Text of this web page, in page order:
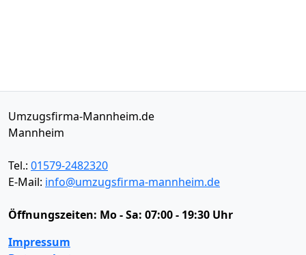
Umzugsfirma-Mannheim.de
Mannheim
Tel.: 01579-2482320
E-Mail: info@umzugsfirma-mannheim.de
Öffnungszeiten: Mo - Sa: 07:00 - 19:30 Uhr
Impressum